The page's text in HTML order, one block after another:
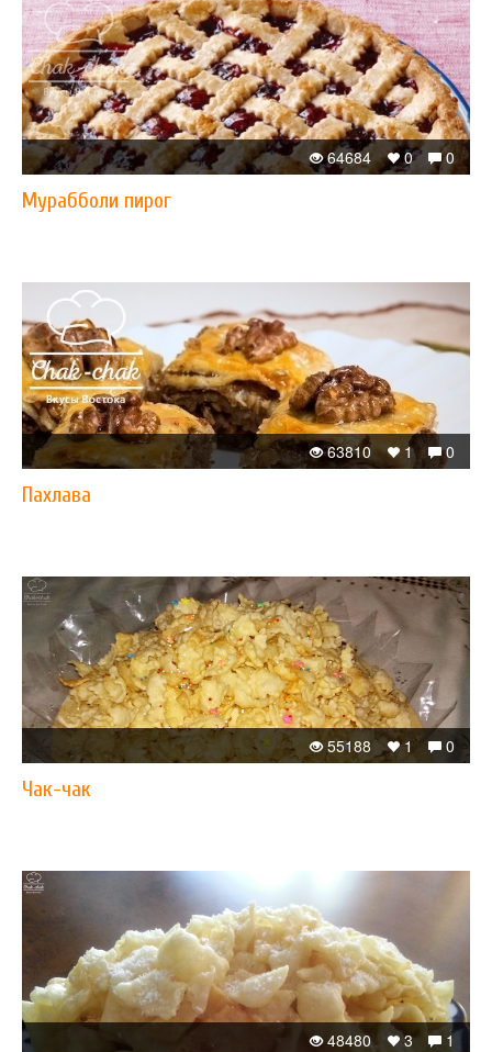
0
0
64684
Мурабболи пирог
0
1
63810
Пахлава
0
1
55188
Чак-чак
1
3
48480